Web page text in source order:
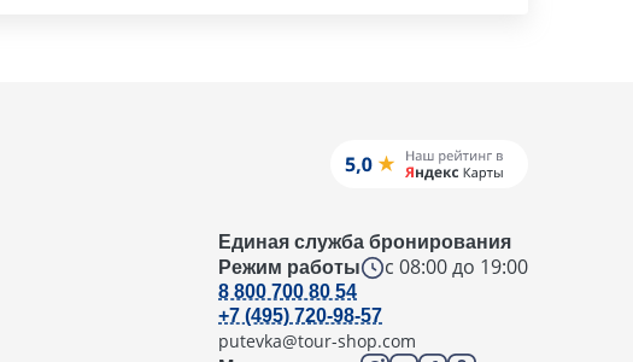
Единая служба бронирования
Режим работы
с 08:00 до 19:00
8 800 700 80 54
+7 (495) 720-98-57
putevka@tour-shop.com